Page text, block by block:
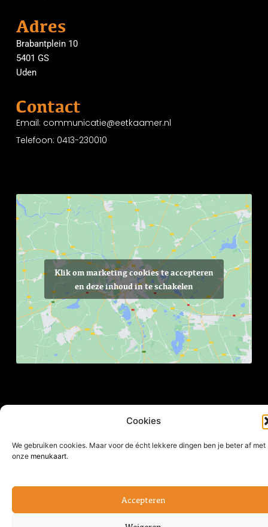
Cookies
We gebruiken cookies. Maar voor de écht lekkere dingen ben je beter af met
onze menukaart.
Accepteren
Adres
Brabantplein 10
5401 GS
Uden
Contact
Email: communicatie@eetkaamer.nl
Telefoon: 0413-230010
Klik om marketing cookies te accepteren
en deze inhoud in te schakelen